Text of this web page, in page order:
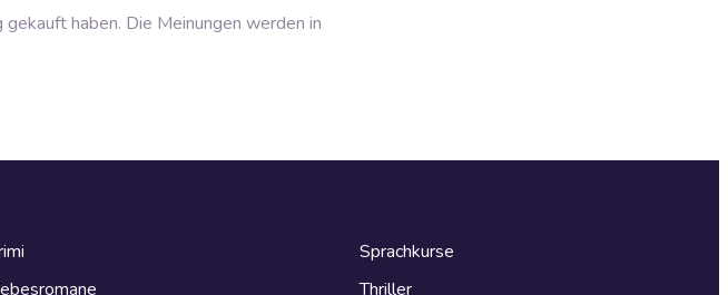
haben. Die Meinungen werden in
Sprachkurse
Thriller